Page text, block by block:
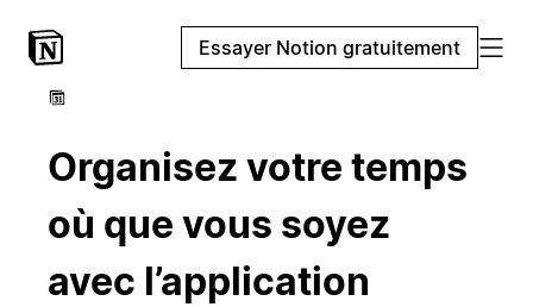
Essayer Notion gratuitement
Organisez votre temps
où que vous soyez
avec l’application